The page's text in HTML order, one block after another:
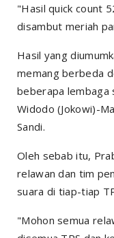
"Hasil quick count
disambut meriah
Hasil yang
memang berbeda
beberapa lembaga
Widodo (Jokowi)-
Sandi.
Oleh sebab itu,
relawan dan tim
suara di tiap-tiap
"Mohon semua